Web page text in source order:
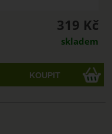
319 Kč
skladem